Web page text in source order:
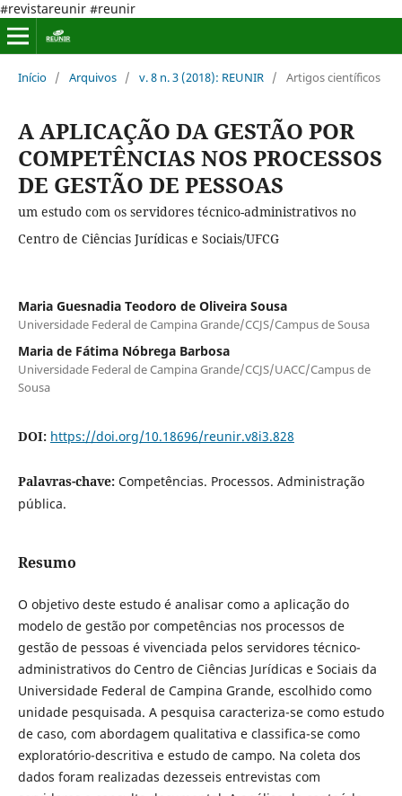
#revistareunir #reunir
Início / Arquivos / v. 8 n. 3 (2018): REUNIR / Artigos científicos
A APLICAÇÃO DA GESTÃO POR
COMPETÊNCIAS NOS PROCESSOS
DE GESTÃO DE PESSOAS
um estudo com os servidores técnico-administrativos no
Centro de Ciências Jurídicas e Sociais/UFCG
Maria Guesnadia Teodoro de Oliveira Sousa
Universidade Federal de Campina Grande/CCJS/Campus de Sousa
Maria de Fátima Nóbrega Barbosa
Universidade Federal de Campina Grande/CCJS/UACC/Campus de
Sousa
DOI: https://doi.org/10.18696/reunir.v8i3.828
Palavras-chave: Competências. Processos. Administração
pública.
Resumo
O objetivo deste estudo é analisar como a aplicação do
modelo de gestão por competências nos processos de
gestão de pessoas é vivenciada pelos servidores técnico-
administrativos do Centro de Ciências Jurídicas e Sociais da
Universidade Federal de Campina Grande, escolhido como
unidade pesquisada. A pesquisa caracteriza-se como estudo
de caso, com abordagem qualitativa e classifica-se como
exploratório-descritiva e estudo de campo. Na coleta dos
dados foram realizadas dezesseis entrevistas com